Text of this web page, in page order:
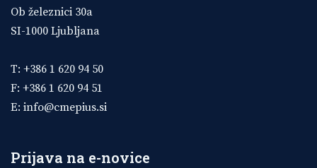
Ob železnici 30a
SI-1000 Ljubljana
T: +386 1 620 94 50
F: +386 1 620 94 51
E: info@cmepius.si
Prijava na e-novice